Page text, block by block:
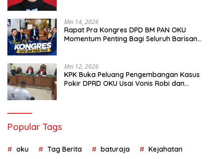
Mei 14, 2026
Rapat Pra Kongres DPD BM PAN OKU
Momentum Penting Bagi Seluruh Barisan
Mei 12, 2026
KPK Buka Peluang Pengembangan Kasus
Pokir DPRD OKU Usai Vonis Robi dan
Popular Tags
oku Tag Berita baturaja Kejahatan